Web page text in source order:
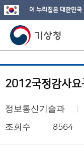
이 누리집은 대한민
2012국정감사
정보통신기술과
조회수 8564